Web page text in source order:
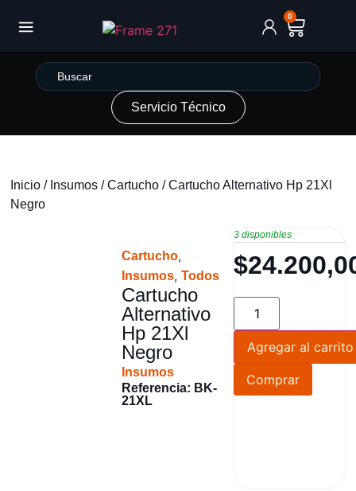
0
Servicio Técnico
Inicio / Insumos /Cartucho / Cartucho Alternativo Hp 21Xl
Negro
Cartucho,
Insumos, Todos
Cartucho
Alternativo
Hp 21Xl
Negro
Insumos
Referencia: BK-
21XL
3 disponibles
$
Agregar al carrito
Comprar